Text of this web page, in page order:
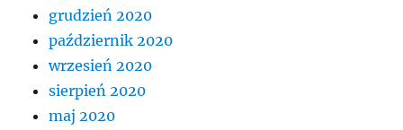
grudzień 2020
październik 2020
wrzesień 2020
sierpień 2020
maj 2020